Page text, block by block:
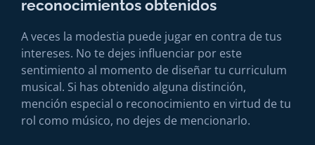
reconocimientos obtenidos
A veces la modestia puede jugar en contra de tus
intereses. No te dejes influenciar por este
sentimiento al momento de diseñar tu curriculum
musical. Si has obtenido alguna distinción,
mención especial o reconocimiento en virtud de tu
rol como músico, no dejes de mencionarlo.